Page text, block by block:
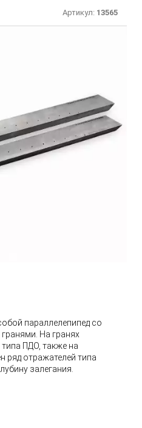
Артикул: 13565
параллелепипед со
На гранях
ПДО, также на
ряд отражателей типа
залегания.